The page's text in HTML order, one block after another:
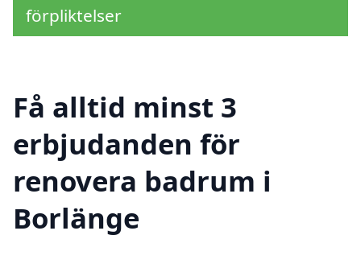
förpliktelser
Få alltid minst 3
erbjudanden för
renovera badrum i
Borlänge